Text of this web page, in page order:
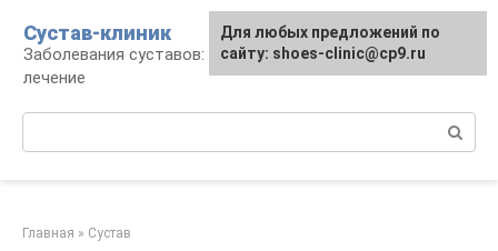
контенту
Сустав-клиник
Заболевания суставов: профилактика и
лечение
Главная » Сустав
Для любых предложений по
сайту: shoes-clinic@cp9.ru